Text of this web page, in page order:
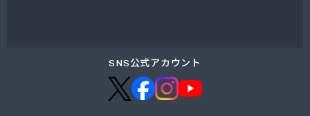
SNS公式アカウント